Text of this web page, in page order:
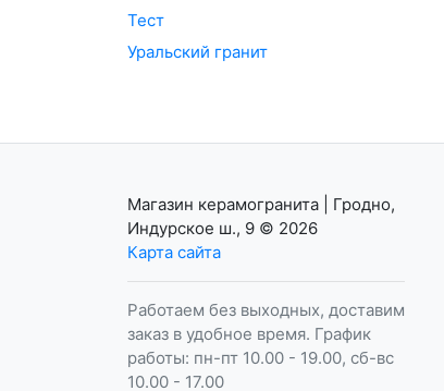
Тест
Уральский гранит
Магазин керамогранита | Гродно,
Индурское ш., 9 © 2026
Карта сайта
Работаем без выходных, доставим
заказ в удобное время. График
работы: пн-пт 10.00 - 19.00, сб-вс
10.00 - 17.00